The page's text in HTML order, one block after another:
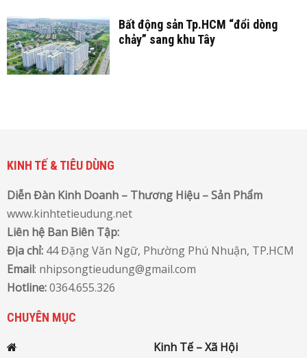
Bất động sản Tp.HCM “đổi dòng
chảy” sang khu Tây
KINH TẾ & TIÊU DÙNG
Diễn Đàn Kinh Doanh – Thương Hiệu – Sản Phẩm
www.kinhtetieudung.net
Liên hệ Ban Biên Tập:
Địa chỉ: 44 Đặng Văn Ngữ, Phường Phú Nhuận, TP.HCM
Email: nhipsongtieudung@gmail.com
Hotline:0364.655.326
CHUYÊN MỤC
Kinh Tế – Xã Hội